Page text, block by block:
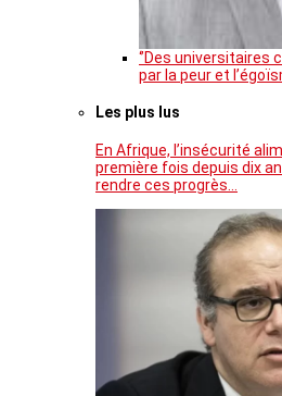
‘’Des
par la peur et
Les plus lus
En Afrique, l’insécurité
première fois depuis dix
rendre ces progrès…